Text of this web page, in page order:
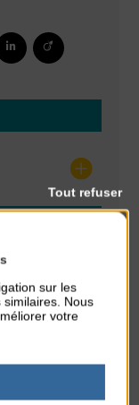
sur les
Nous
votre
Tout refuser